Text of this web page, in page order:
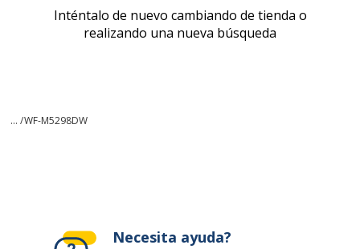
Inténtalo de nuevo cambiando de tienda o
realizando una nueva búsqueda
... /WF-M5298DW
Necesita ayuda?